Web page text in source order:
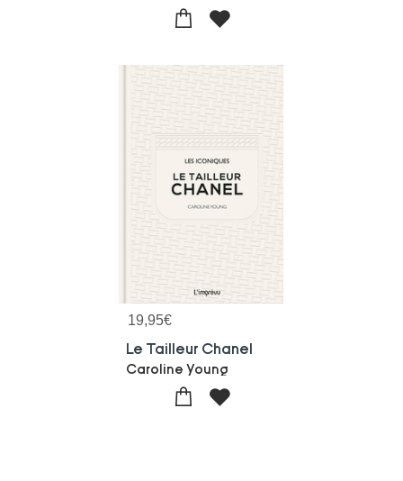
19,95€
Le Tailleur Chanel
Caroline Young